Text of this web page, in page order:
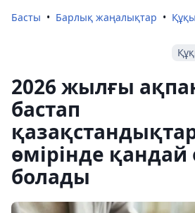
Басты Барлық жаңалықтар
2026 жылғы
бастап
өмірінде қандай
болады